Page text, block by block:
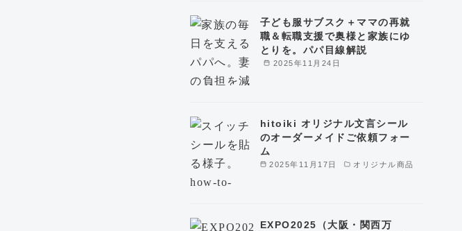
2025年11月24日
子ども服サブスク＋ママの再就
職＆転職支援で奥様と家族にゆ
とりを。パパ目線解説
2025年11月17日 オリジナル商品
hitoiki オリジナル文言シール
のオーダーメイドご依頼フォー
ム
EXPO2025（大阪・関西万